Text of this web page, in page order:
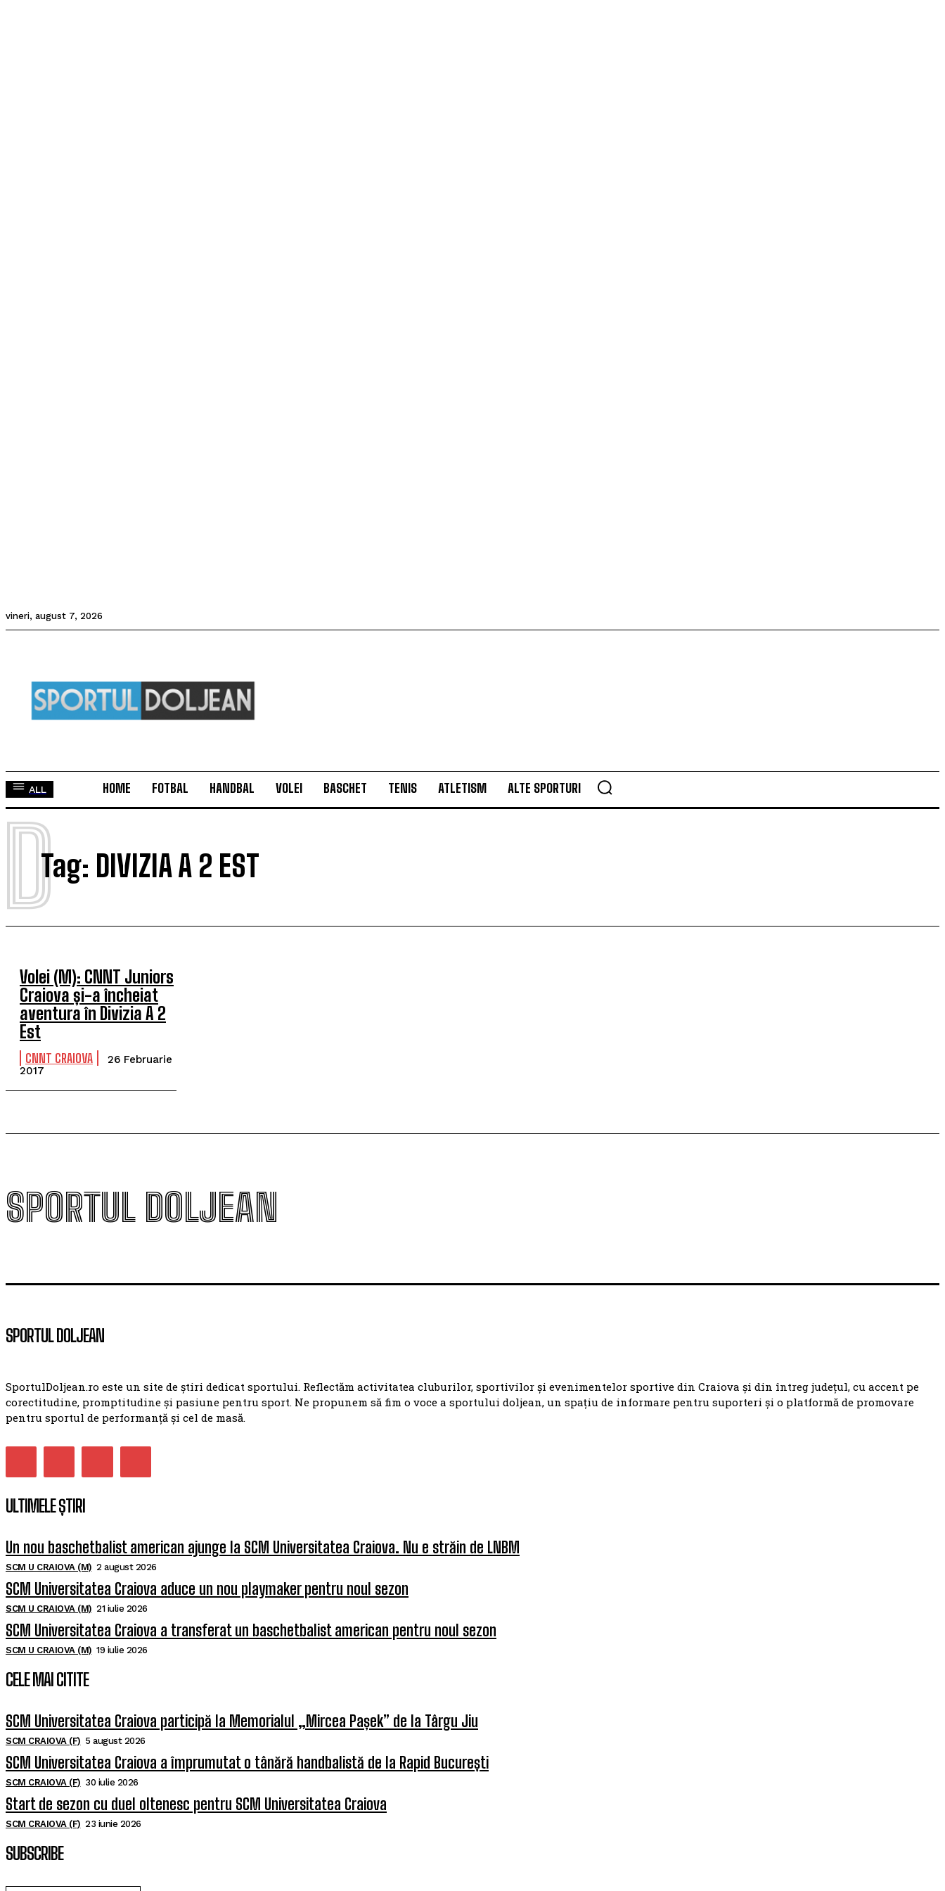
vineri, august 7, 2026
ALL HOME FOTBAL HANDBAL VOLEI BASCHET TENIS ATLETISM ALTE SPORTURI
Tag: DIVIZIA A 2 EST
D
Volei (M): CNNT Juniors
Craiova și-a încheiat
aventura în Divizia A 2
Est
CNNT CRAIOVA
26 Februarie
2017
SPORTUL DOLJEAN
SPORTUL DOLJEAN
SportulDoljean.ro este un site de știri dedicat sportului. Reflectăm activitatea cluburilor, sportivilor și evenimentelor sportive din Craiova și din întreg județul, cu accent pe
corectitudine, promptitudine și pasiune pentru sport. Ne propunem să fim o voce a sportului doljean, un spațiu de informare pentru suporteri și o platformă de promovare
pentru sportul de performanță și cel de masă.
ULTIMELE ȘTIRI
Un nou baschetbalist american ajunge la SCM Universitatea Craiova. Nu e străin de LNBM
SCM U CRAIOVA (M) 2 august 2026
SCM Universitatea Craiova aduce un nou playmaker pentru noul sezon
SCM U CRAIOVA (M) 21 iulie 2026
SCM Universitatea Craiova a transferat un baschetbalist american pentru noul sezon
SCM U CRAIOVA (M) 19 iulie 2026
CELE MAI CITITE
SCM Universitatea Craiova participă la Memorialul „Mircea Pașek” de la Târgu Jiu
SCM CRAIOVA (F) 5 august 2026
SCM Universitatea Craiova a împrumutat o tânără handbalistă de la Rapid București
SCM CRAIOVA (F) 30 iulie 2026
Start de sezon cu duel oltenesc pentru SCM Universitatea Craiova
SCM CRAIOVA (F) 23 iunie 2026
SUBSCRIBE